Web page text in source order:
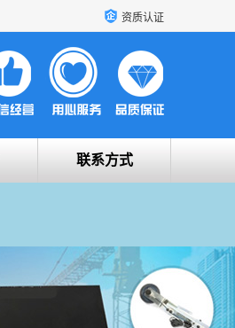
资质认证
联系方式